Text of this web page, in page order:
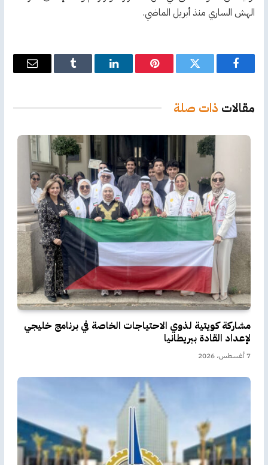
الهش الساري منذ أبريل الماضي.
فيسبوك تويتر بينتيريستلينكدإن Tumblr
البريد
مقالات ذات صلة
مشاركة كويتية لذوي الاحتياجات الخاصة في برنامج خليجي
لإعداد القادة ببريطانيا
7 أغسطس، 2026